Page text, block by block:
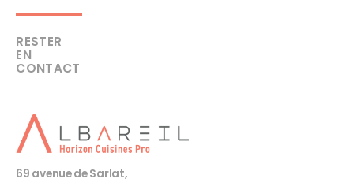
RESTER
EN
CONTACT
69 avenue de Sarlat,